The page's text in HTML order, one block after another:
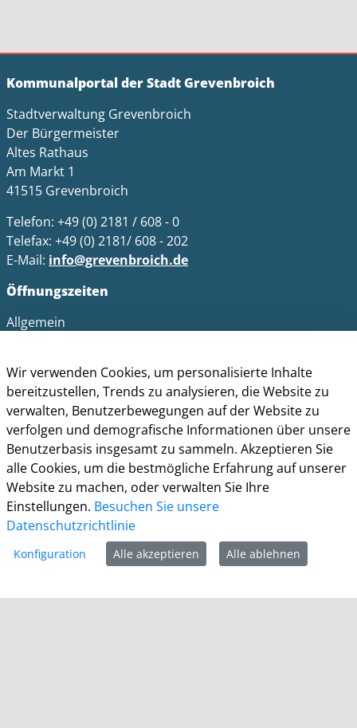
Kommunalportal der Stadt Grevenbroich
Stadtverwaltung Grevenbroich
Der Bürgermeister
Altes Rathaus
Am Markt 1
41515 Grevenbroich
Telefon: +49 (0) 2181 / 608 - 0
Telefax: +49 (0) 2181/ 608 - 202
E-Mail: info@grevenbroich.de
Öffnungszeiten
Allgemein
Bürgerbüro
Montag 8.00 - 16.00 Uhr
Dienstag 8.00 - 16.00 Uhr
Mittwoch 7.00 - 12.30 Uhr
Donnerstag 9.00 - 18.00 Uhr
Freitag 8.00 - 12.30 Uhr
Ein Besuch des Bürgerbüros ist generell nur mit
Terminvereinbarung möglich. Termine können unter
termine.grevenbroich.degebucht werden. Für
notwendig.
Wir verwenden Cookies, um personalisierte Inhalte
bereitzustellen, Trends zu analysieren, die Website zu
verwalten, Benutzerbewegungen auf der Website zu
verfolgen und demografische Informationen über unsere
Benutzerbasis insgesamt zu sammeln. Akzeptieren Sie
alle Cookies, um die bestmögliche Erfahrung auf unserer
Website zu machen, oder verwalten Sie Ihre
Einstellungen. Besuchen Sie unsere
Datenschutzrichtlinie
Konfiguration Alle akzeptieren Alle ablehnen